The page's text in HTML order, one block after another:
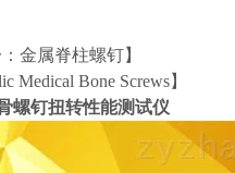
金属脊柱螺钉】
Medical Bone Screws】
螺钉扭转性能测试仪